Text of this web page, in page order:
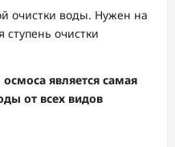
очистки воды. Нужен на
очистки
является самая
от всех видов